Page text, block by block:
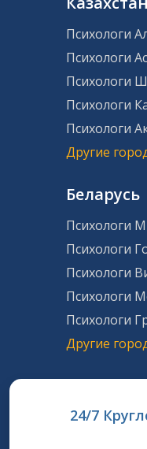
Психологи
Психологи
Психологи
Психологи
Психологи
Другие
Беларусь
Психологи
Психологи
Психологи
Психологи
Психологи
Другие
24/7